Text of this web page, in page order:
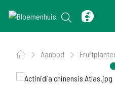
Aanbod